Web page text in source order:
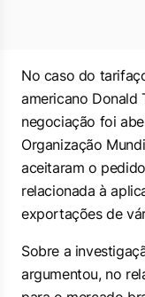
No caso do
americano Donald
negociação foi
Organização
aceitaram o
relacionada à
exportações de
Sobre a
argumentou, no